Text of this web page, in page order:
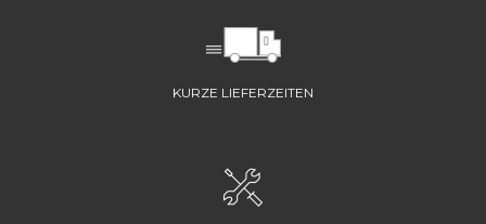
KURZE LIEFERZEITEN